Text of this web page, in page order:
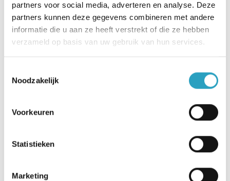
partners voor social media, adverteren en analyse. Deze
partners kunnen deze gegevens combineren met andere
informatie die u aan ze heeft verstrekt of die ze hebben
verzameld op basis van uw gebruik van hun services.
Noodzakelijk
Voorkeuren
Statistieken
Marketing
AxionContinu iets voor jou is.